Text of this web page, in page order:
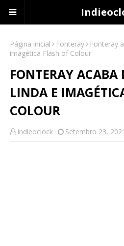
Página inicial Fonteray
Fonteray
imagética Flash of Colour
FONTERAY ACABA
LINDA E
COLOUR
indieoclock Setembro 23, 2021